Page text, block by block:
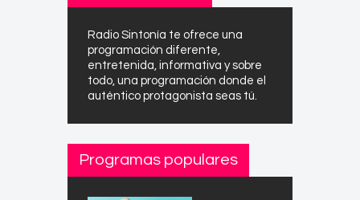
Radio Sintonía te ofrece una
programación diferente,
entretenida, informativa y sobre
todo, una programación donde el
auténtico protagonista seas tú.
Programas populares